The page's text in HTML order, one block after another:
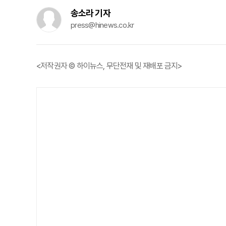
송소라 기자
press@hinews.co.kr
<저작권자 © 하이뉴스, 무단전재 및 재배포 금지>